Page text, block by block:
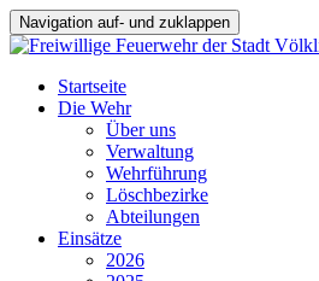
Navigation auf- und zuklappen
Startseite
Die Wehr
Über uns
Verwaltung
Wehrführung
Löschbezirke
Abteilungen
Einsätze
2026